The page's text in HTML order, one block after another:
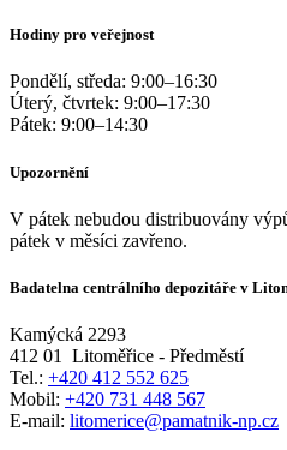
Hodiny pro veřejnost
Pondělí, středa: 9:00–16:30
Úterý, čtvrtek: 9:00–17:30
Pátek: 9:00–14:30
Upozornění
V pátek nebudou distribuovány
pátek v měsíci zavřeno.
Badatelna centrálního depozitáře v
Kamýcká 2293
412 01
Litoměřice - Předměstí
Tel.: +420 412 552 625
Mobil: +420 731 448 567
E-mail: litomerice@pamatnik-np.cz